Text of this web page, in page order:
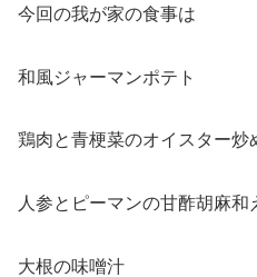
今回の我が家の食事は
和風ジャーマンポテト
鶏肉と青梗菜のオイスター炒
人参とピーマンの甘酢胡麻和
大根の味噌汁